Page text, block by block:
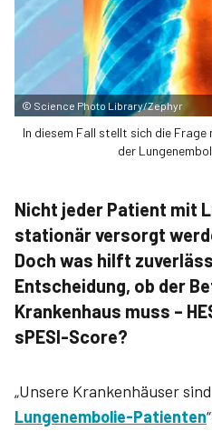
© Science Photo Library/Zephyr
In diesem Fall stellt sich die
der
Nicht jeder Patient mit
stationär versorgt
Doch was hilft
Entscheidung, ob der
Krankenhaus muss –
sPESI­-Score?
„Unsere Krankenhäuser
Lungenembolie-Patienten